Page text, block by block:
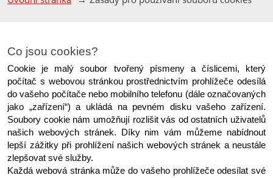
Co jsou cookies?
Cookie je malý soubor tvořený písmeny a číslicemi, který
počítač s webovou stránkou prostřednictvím prohlížeče odesílá
do vašeho počítače nebo mobilního telefonu (dále označovaných
jako „zařízení“) a ukládá na pevném disku vašeho zařízení.
Soubory cookie nám umožňují rozlišit vás od ostatních uživatelů
našich webových stránek. Díky nim vám můžeme nabídnout
lepší zážitky při prohlížení našich webových stránek a neustále
zlepšovat své služby.
Každá webová stránka může do vašeho prohlížeče odesílat své